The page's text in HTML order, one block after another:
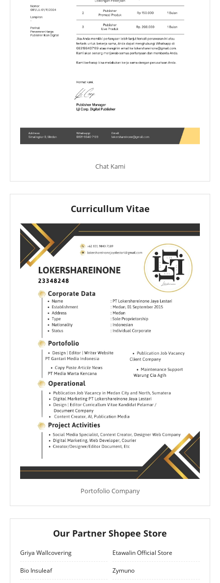
Chat Kami
Curricullum Vitae
Portofolio Company
Our Partner Shopee Store
Griya Wallcovering Etawalin Official Store
Bio Insuleaf Zymuno